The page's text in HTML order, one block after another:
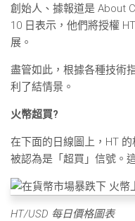
創始人、據報道是 About
10 日表示，他們將授權
展。
盡管如此，根據各種技術
利了結情景。
火幣超買?
在下面的日線圖上，HT
被認為是「超買」信號。
HT/USD 每日價格圖表